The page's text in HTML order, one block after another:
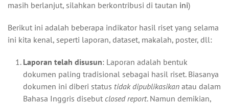
masih berlanjut, silahkan berkontribusi di tautan ini)
Berikut ini adalah beberapa indikator hasil riset yang selama
ini kita kenal, seperti laporan, dataset, makalah, poster, dll:
Laporan telah disusun: Laporan adalah bentuk
dokumen paling tradisional sebagai hasil riset. Biasanya
dokumen ini diberi status tidak dipublikasikan atau dalam
Bahasa Inggris disebut closed report. Namun demikian,